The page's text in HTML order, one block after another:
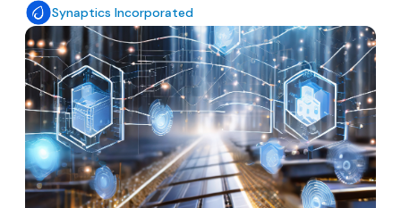
Synaptics Incorporated